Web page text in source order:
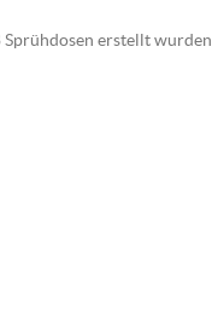
erstellt wurden.